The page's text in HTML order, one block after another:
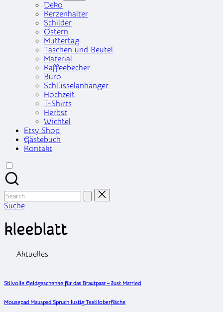
Deko
Kerzenhalter
Schilder
Ostern
Muttertag
Taschen und Beutel
Material
Kaffeebecher
Büro
Schlüsselanhänger
Hochzeit
T-Shirts
Herbst
Wichtel
Etsy Shop
Gästebuch
Kontakt
Search
for:
Suche
kleeblatt
Aktuelles
Stilvolle Geldgeschenke für das Brautpaar – Just Married
Mousepad Mauspad Spruch lustig Textiloberfläche